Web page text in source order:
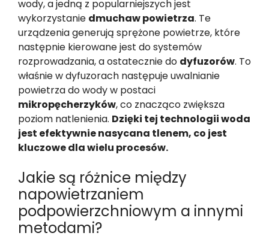
wody, a jedną z popularniejszych jest
wykorzystanie dmuchaw powietrza. Te
urządzenia generują sprężone powietrze, które
następnie kierowane jest do systemów
rozprowadzania, a ostatecznie do dyfuzorów. To
właśnie w dyfuzorach następuje uwalnianie
powietrza do wody w postaci
mikropęcherzyków, co znacząco zwiększa
poziom natlenienia. Dzięki tej technologii woda
jest efektywnie nasycana tlenem, co jest
kluczowe dla wielu procesów.
Jakie są różnice między
napowietrzaniem
podpowierzchniowym a innymi
metodami?